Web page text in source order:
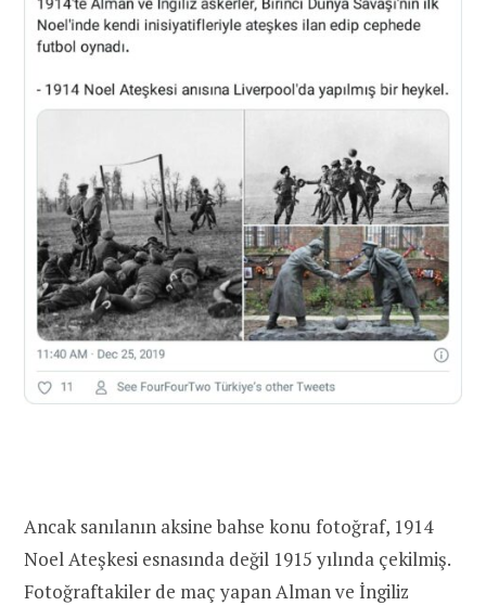
Ancak sanılanın aksine bahse konu fotoğraf, 1914
Noel Ateşkesi esnasında değil 1915 yılında çekilmiş.
Fotoğraftakiler de maç yapan Alman ve İngiliz